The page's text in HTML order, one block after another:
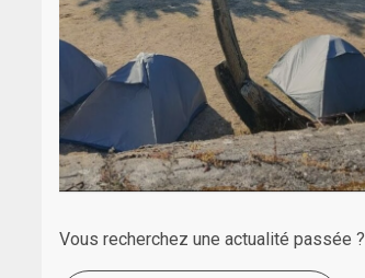
Vous recherchez une actualité passée ?